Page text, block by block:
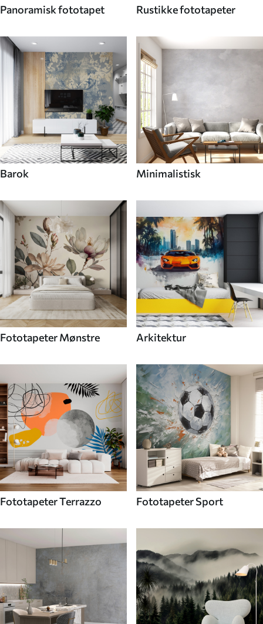
Panoramisk fototapet Rustikke fototapeter
Barok Minimalistisk
Fototapeter Mønstre Arkitektur
Fototapeter Terrazzo Fototapeter Sport